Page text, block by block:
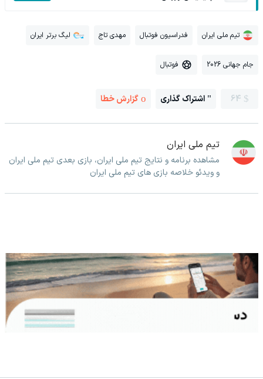
تیم ملی ایران فدراسیون فوتبال مهدی تاج لیگ برتر ایران
جام جهانی 2026 فوتبال
64 اشتراک گذاری گزارش خطا
تیم ملی ایران
مشاهده برنامه و نتایج تیم ملی ایران، بازی بعدی تیم ملی ایران
و ویدئو خلاصه بازی های تیم ملی ایران